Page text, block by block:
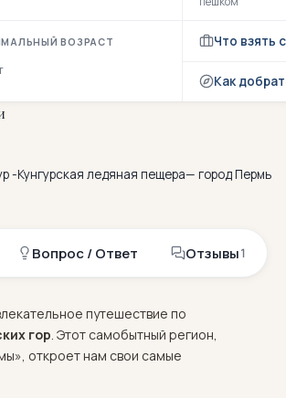
ВОЗРАСТ Что взять
Как
-Кунгурская ледяная пещера— город Пермь
Вопрос / Ответ Отзывы1
путешествие по
гор. Этот самобытный регион,
откроет нам свои самые